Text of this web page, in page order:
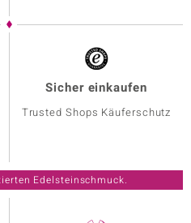
Sicher einkaufen
Trusted Shops Käuferschutz
Edelsteinschmuck.